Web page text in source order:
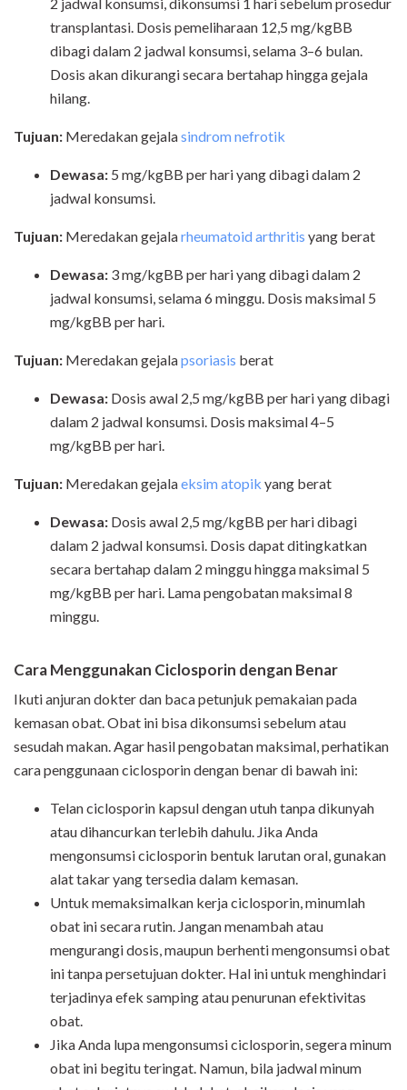
transplantasi. Dosis pemeliharaan 12,5 mg/kgBB
dibagi dalam 2 jadwal konsumsi, selama 3–6 bulan.
Dosis akan dikurangi secara bertahap hingga gejala
hilang.
Tujuan: Meredakan gejalasindrom nefrotik
Dewasa: 5 mg/kgBB per hari yang dibagi dalam 2
jadwal konsumsi.
Tujuan: Meredakan gejalarheumatoid arthritis yang berat
Dewasa: 3 mg/kgBB per hari yang dibagi dalam 2
jadwal konsumsi, selama 6 minggu. Dosis maksimal 5
mg/kgBB per hari.
Tujuan: Meredakan gejalapsoriasis berat
Dewasa: Dosis awal 2,5 mg/kgBB per hari yang dibagi
dalam 2 jadwal konsumsi. Dosis maksimal 4–5
mg/kgBB per hari.
Tujuan: Meredakan gejalaeksim atopik yang berat
Dewasa: Dosis awal 2,5 mg/kgBB per hari dibagi
dalam 2 jadwal konsumsi. Dosis dapat ditingkatkan
secara bertahap dalam 2 minggu hingga maksimal 5
mg/kgBB per hari. Lama pengobatan maksimal 8
minggu.
Cara Menggunakan Ciclosporin dengan Benar
Ikuti anjuran dokter dan baca petunjuk pemakaian pada
kemasan obat. Obat ini bisa dikonsumsi sebelum atau
sesudah makan. Agar hasil pengobatan maksimal, perhatikan
cara penggunaan ciclosporin dengan benar di bawah ini:
Telan ciclosporin kapsul dengan utuh tanpa dikunyah
atau dihancurkan terlebih dahulu. Jika Anda
mengonsumsi ciclosporin bentuk larutan oral, gunakan
alat takar yang tersedia dalam kemasan.
Untuk memaksimalkan kerja ciclosporin, minumlah
obat ini secara rutin. Jangan menambah atau
mengurangi dosis, maupun berhenti mengonsumsi obat
ini tanpa persetujuan dokter. Hal ini untuk menghindari
terjadinya efek samping atau penurunan efektivitas
obat.
Jika Anda lupa mengonsumsi ciclosporin, segera minum
obat ini begitu teringat. Namun, bila jadwal minum